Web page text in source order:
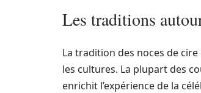
Les traditions
La tradition des noces de
les cultures. La plupart des
enrichit l’expérience de la